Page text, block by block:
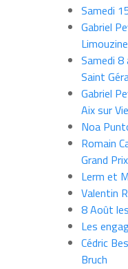
Samedi
Gabriel
Limouzine
Samedi 8
Saint
Gabriel
Aix sur
Noa
Romain
Grand
Lerm et
Valentin
8 Août
Les
Cédric
Bruch